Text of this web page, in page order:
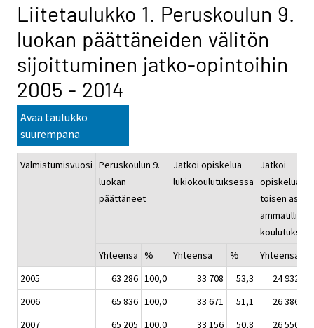
Liitetaulukko 1. Peruskoulun 9.
luokan päättäneiden välitön
sijoittuminen jatko-opintoihin
2005 - 2014
Avaa taulukko
suurempana
Valmistumisvuosi Peruskoulun 9.
luokan
päättäneet
Jatkoi opiskelua
lukiokoulutuksessa
Jatkoi
opiskelua
toisen
Yhteensä % Yhteensä % Yhteensä
2005
63 286 100,0 33 708 53,3 24 932
2006
65 836 100,0 33 671 51,1 26 386
2007
65 205 100,0 33 156 50,8 26 550